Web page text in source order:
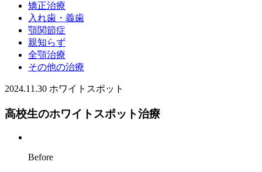
矯正治療
入れ歯・義歯
顎関節症
親知らず
全顎治療
その他の治療
2024.11.30 ホワイトスポット
高校生のホワイトスポット治療
Before